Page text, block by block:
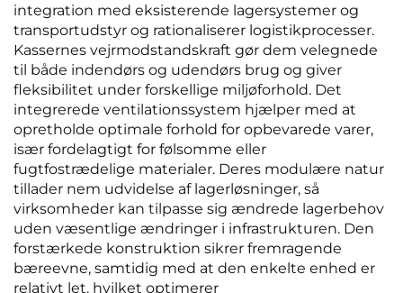
integration med eksisterende lagersystemer og
transportudstyr og rationaliserer logistikprocesser.
Kassernes vejrmodstandskraft gør dem velegnede
til både indendørs og udendørs brug og giver
fleksibilitet under forskellige miljøforhold. Det
integrerede ventilationssystem hjælper med at
opretholde optimale forhold for opbevarede varer,
især fordelagtigt for følsomme eller
fugtfostrædelige materialer. Deres modulære natur
tillader nem udvidelse af lagerløsninger, så
virksomheder kan tilpasse sig ændrede lagerbehov
uden væsentlige ændringer i infrastrukturen. Den
forstærkede konstruktion sikrer fremragende
bæreevne, samtidig med at den enkelte enhed er
relativt let, hvilket optimerer